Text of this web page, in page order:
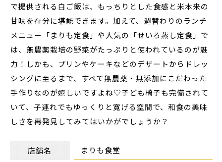
で提供される白ご飯は、もっちりとした食感と米本来の
甘味を存分に堪能できます。加えて、週替わりのランチ
メニュー「まりも定食」や人気の「せいろ蒸し定食」で
は、無農薬栽培の野菜がたっぷりと使われているのが魅
力！しかも、プリンやケーキなどのデザートからドレッ
シングに至るまで、すべて無農薬・無添加にこだわった
手作りなのが嬉しいですよね♡子ども椅子も完備されて
いて、子連れでもゆっくりと寛げる空間で、和食の美味
しさを再発見してみてはいかがでしょうか？
店舗名 まりも食堂